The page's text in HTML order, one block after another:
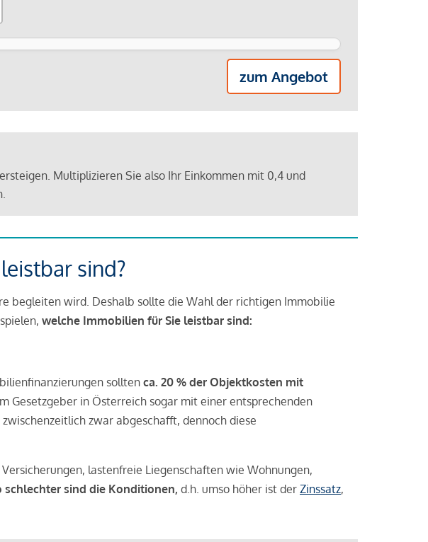
zum Angebot
Multiplizieren Sie also Ihr Einkommen mit 0,4 und
sind?
begleiten wird. Deshalb sollte die Wahl der richtigen Immobilie
welche Immobilien für Sie leistbar sind:
sollten ca. 20 % der Objektkosten mit
Gesetzgeber in Österreich sogar mit einer entsprechenden
zwar abgeschafft, dennoch diese
lastenfreie Liegenschaften wie Wohnungen,
schlechter sind die Konditionen, d.h. umso höher ist der Zinssatz,